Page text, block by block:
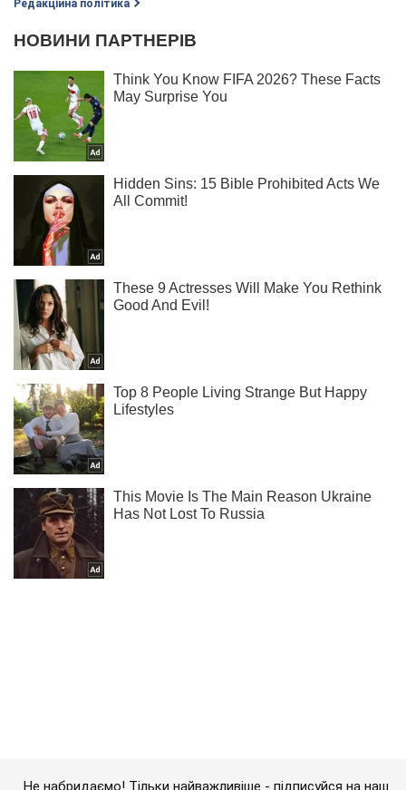
Редакційна політика
Важливе